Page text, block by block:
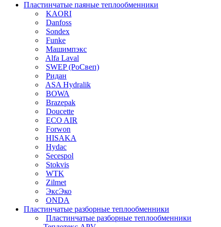
Пластинчатые паяные теплообменники
KAORI
Danfoss
Sondex
Funke
Машимпэкс
Alfa Laval
SWEP (РоСвеп)
Ридан
ASA Hydralik
BOWA
Brazepak
Doucette
ECO AIR
Forwon
HISAKA
Hydac
Secespol
Stokvis
WTK
Zilmet
ЭксЭко
ONDA
Пластинчатые разборные теплообменники
Пластинчатые разборные теплообменники